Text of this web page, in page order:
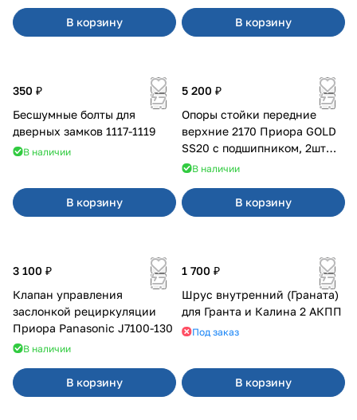
В корзину В корзину
350 ₽
Бесшумные болты для
дверных замков 1117-1119
В наличии
В корзину
5 200 ₽
Опоры стойки передние
верхние 2170 Приора GOLD
SS20 с подшипником, 2шт
10116
В наличии
В корзину
3 100 ₽
Клапан управления
заслонкой рециркуляции
Приора Panasonic J7100-130
В наличии
В корзину
1 700 ₽
Шрус внутренний (Граната)
для Гранта и Калина 2 АКПП
Под заказ
В корзину